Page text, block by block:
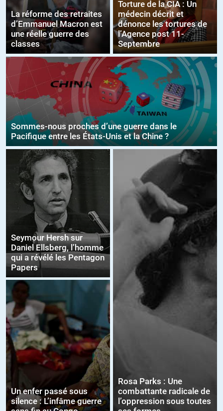
La réforme des retraites
d’Emmanuel Macron est
une réelle guerre des
classes
Torture de la CIA : Un
médecin décrit et
dénonce les tortures de
l’Agence post 11-
Septembre
Sommes-nous proches d’une guerre dans le
Pacifique entre les États-Unis et la Chine ?
Seymour Hersh sur
Daniel Ellsberg, l’homme
qui a révélé les Pentagon
Papers
Un enfer passé sous
silence : L’infâme guerre
Rosa Parks : Une
combattante radicale de
l’oppression sous toutes